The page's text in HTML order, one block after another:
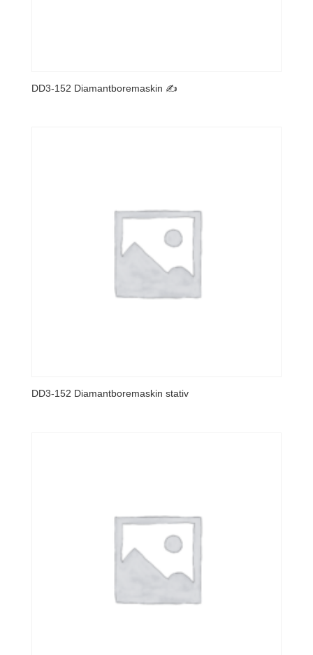
DD3-152 Diamantboremaskin ✍️
DD3-152 Diamantboremaskin stativ